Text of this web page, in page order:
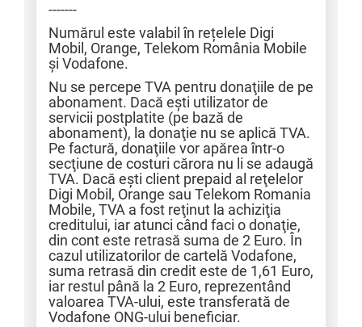
-------
Numărul este valabil în rețelele Digi
Mobil, Orange, Telekom România Mobile
și Vodafone.
Nu se percepe TVA pentru donaţiile de pe
abonament. Dacă eşti utilizator de
servicii postplatite (pe bază de
abonament), la donaţie nu se aplică TVA.
Pe factură, donaţiile vor apărea într-o
secţiune de costuri cărora nu li se adaugă
TVA. Dacă eşti client prepaid al reţelelor
Digi Mobil, Orange sau Telekom Romania
Mobile, TVA a fost reţinut la achiziţia
creditului, iar atunci când faci o donaţie,
din cont este retrasă suma de 2 Euro. În
cazul utilizatorilor de cartelă Vodafone,
suma retrasă din credit este de 1,61 Euro,
iar restul până la 2 Euro, reprezentând
valoarea TVA-ului, este transferată de
Vodafone ONG-ului beneficiar.